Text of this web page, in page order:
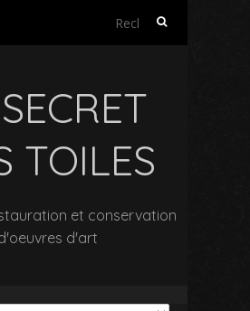
Rechercher :
TOILES
et conservation
d'art